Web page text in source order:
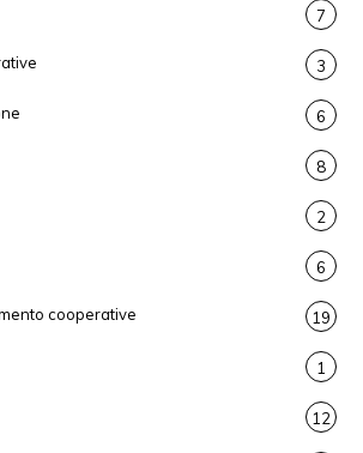
7
3
6
8
2
6
cooperative 19
1
12